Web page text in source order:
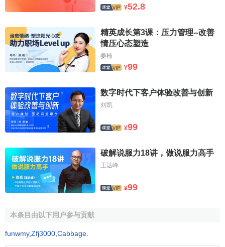
¥52.8
精英成长第3课：压力管理--改善
情压心态塑造
姜楠
¥99
数字时代下客户体验改善与创新
刘凯
¥99
破解说服力18讲，做说服力高手
王达峰
¥99
本条目由以下用户参与贡献
funwmy,Zfj3000 Cabbage